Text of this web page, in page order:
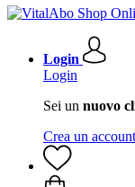
Login
Login
Sei un nuovo
Crea un account